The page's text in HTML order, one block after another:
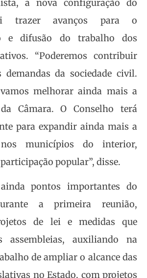
a nova configuração do
trazer avanços para o
e difusão do trabalho dos
“Poderemos contribuir
demandas da sociedade civil.
melhorar ainda mais a
Câmara. O Conselho terá
para expandir ainda mais a
municípios do interior,
popular”, disse.
pontos importantes do
a primeira reunião,
de lei e medidas que
assembleias, auxiliando na
de ampliar o alcance das
no Estado, com projetos